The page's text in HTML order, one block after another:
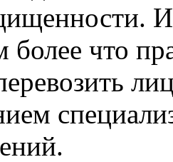
более что